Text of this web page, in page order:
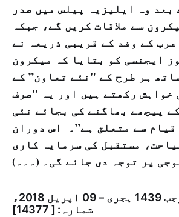
بعد وہ ایلیزیہ پیلس میں صدر
سے ملاقات کریں گے، جبکہ
کے وفد کے قریبی ذریعہ نے
ایجنسی کو بتایا کہ میکرون
ہر طرح کے "نئے تعاون” کے
خواہش رکھتے ہیں اور یہ "صرف
پیچھے بھاگنے کی بجائے نئی
سے متعلق ہے”۔ اس دوران
مستقبل کی سرمایہ کاری
پر توجہ دی جائے گی۔ (۔۔۔)
پیر – 23 رجب 1439 ہجری – 09 اپریل 2018ء
شمارہ: [ 14377]